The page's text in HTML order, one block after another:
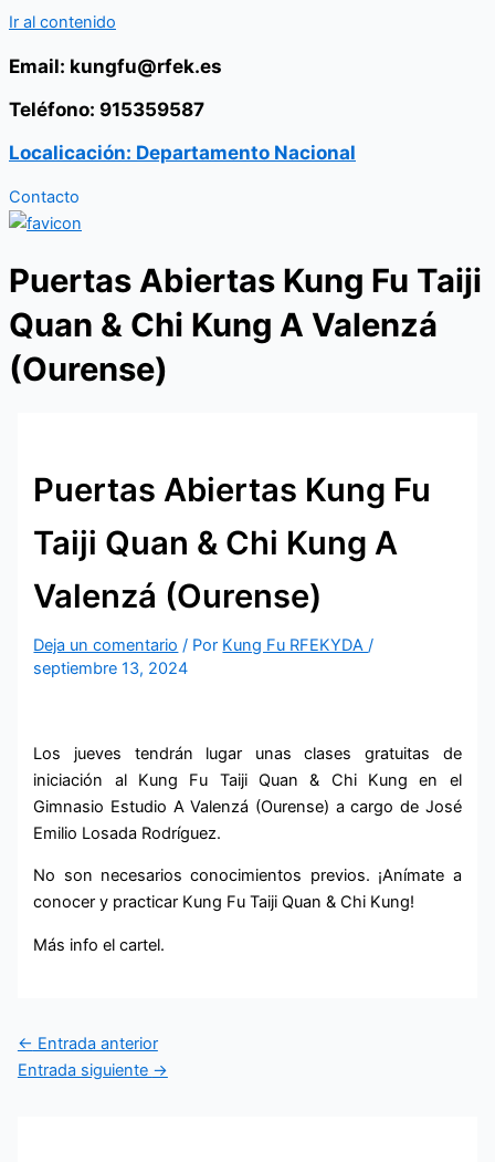
Ir al contenido
Email: kungfu@rfek.es
Teléfono: 915359587
Localicación: Departamento Nacional
Contacto
Puertas Abiertas Kung Fu Taiji
Quan & Chi Kung A Valenzá
(Ourense)
Puertas Abiertas Kung Fu
Taiji Quan & Chi Kung A
Valenzá (Ourense)
Deja un comentario / Por Kung Fu RFEKYDA/
septiembre 13, 2024
Los jueves tendrán lugar unas clases gratuitas de
iniciación al Kung Fu Taiji Quan & Chi Kung en el
Gimnasio Estudio A Valenzá (Ourense) a cargo de José
Emilio Losada Rodríguez.
No son necesarios conocimientos previos. ¡Anímate a
conocer y practicar Kung Fu Taiji Quan & Chi Kung!
Más info el cartel.
← Entrada anterior
Entrada siguiente →